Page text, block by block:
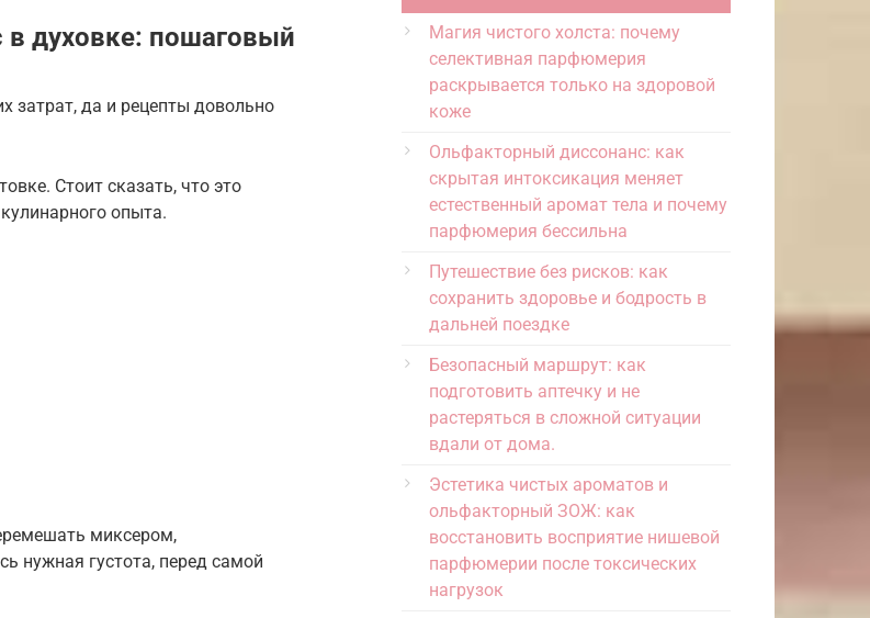
духовке: пошаговый
затрат, да и рецепты довольно
Стоит сказать, что это
опыта.
миксером,
нужная густота, перед самой
Магия чистого холста: почему
селективная парфюмерия
раскрывается только на здоровой
коже
Ольфакторный диссонанс: как
скрытая интоксикация меняет
естественный аромат тела и почему
парфюмерия бессильна
Путешествие без рисков: как
сохранить здоровье и бодрость в
дальней поездке
Безопасный маршрут: как
подготовить аптечку и не
растеряться в сложной ситуации
вдали от дома.
Эстетика чистых ароматов и
ольфакторный ЗОЖ: как
восстановить восприятие нишевой
парфюмерии после токсических
нагрузок